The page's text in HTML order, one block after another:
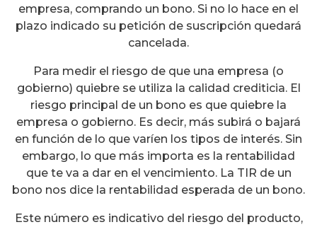
empresa, comprando un bono. Si no lo hace en el
plazo indicado su petición de suscripción quedará
cancelada.
Para medir el riesgo de que una empresa (o
gobierno) quiebre se utiliza la calidad crediticia. El
riesgo principal de un bono es que quiebre la
empresa o gobierno. Es decir, más subirá o bajará
en función de lo que varíen los tipos de interés. Sin
embargo, lo que más importa es la rentabilidad
que te va a dar en el vencimiento. La TIR de un
bono nos dice la rentabilidad esperada de un bono.
Este número es indicativo del riesgo del producto,